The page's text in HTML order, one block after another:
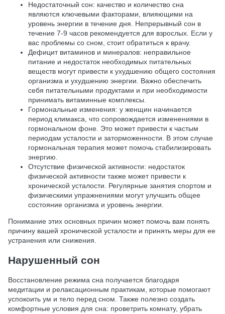
Недостаточный сон: качество и количество сна
являются ключевыми факторами, влияющими на
уровень энергии в течение дня. Непрерывный сон в
течение 7-9 часов рекомендуется для взрослых. Если у
вас проблемы со сном, стоит обратиться к врачу.
Дефицит витаминов и минералов: неправильное
питание и недостаток необходимых питательных
веществ могут привести к ухудшению общего состояния
организма и ухудшению энергии. Важно обеспечить
себя питательными продуктами и при необходимости
принимать витаминные комплексы.
Гормональные изменения: у женщин начинается
период климакса, что сопровождается изменениями в
гормональном фоне. Это может привести к частым
периодам усталости и заторможенности. В этом случае
гормональная терапия может помочь стабилизировать
энергию.
Отсутствие физической активности: недостаток
физической активности также может привести к
хронической усталости. Регулярные занятия спортом и
физическими упражнениями могут улучшить общее
состояние организма и уровень энергии.
Понимание этих основных причин может помочь вам понять
причину вашей хронической усталости и принять меры для ее
устранения или снижения.
Нарушенный сон
Восстановление режима сна получается благодаря
медитации и релаксационным практикам, которые помогают
успокоить ум и тело перед сном. Также полезно создать
комфортные условия для сна: проветрить комнату, убрать